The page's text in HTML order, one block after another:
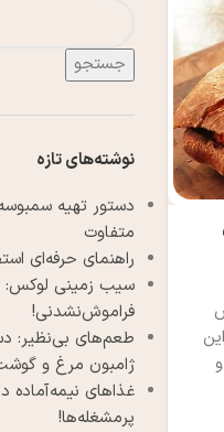
جستجو
نوشته‌های تازه
دستور تهیه
متفاوت
راهنمای حرفه‌ای
سیب زمینی لوکس:
فراموش‌نشدنی!
طعم‌های بی‌نظیر:
ژامبون مرغ و
غذاهای نیمه‌آماده
پرمشغله‌ها!